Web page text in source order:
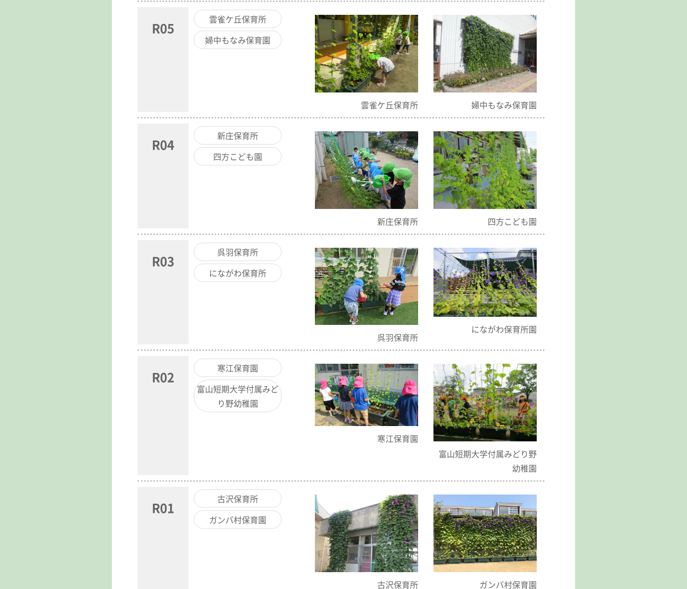
R05
雲雀ケ丘保育所
婦中もなみ保育園
雲雀ケ丘保育所 婦中もなみ保育園
R04
新庄保育所
四方こども園
新庄保育所 四方こども園
R03
呉羽保育所
にながわ保育所
呉羽保育所
にながわ保育所園
R02
寒江保育園
富山短期大学付属みど
り野幼稚園
寒江保育園
富山短期大学付属みどり野
幼稚園
R01
古沢保育所
ガンバ村保育園
古沢保育所 ガンバ村保育園